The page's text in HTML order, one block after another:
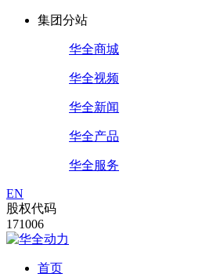
集团分站
华全商城
华全视频
华全新闻
华全产品
华全服务
EN
股权代码
171006
首页